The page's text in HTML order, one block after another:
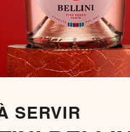
SERVIR